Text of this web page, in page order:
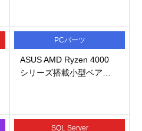
PCパーツ
ASUS AMD Ryzen 4000
シリーズ搭載小型ベア…
SQL Server